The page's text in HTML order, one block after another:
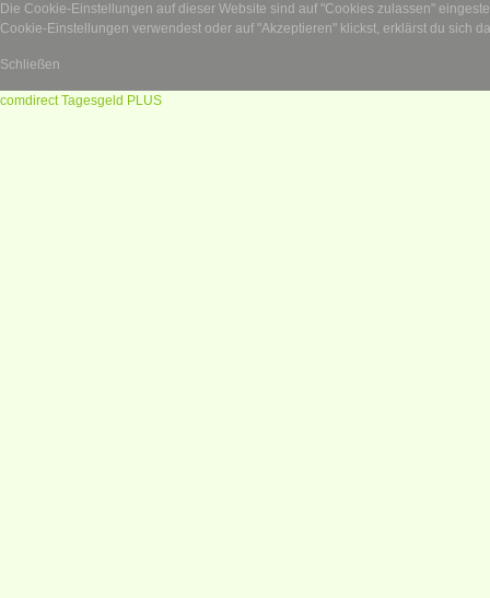
Die Cookie-Einstellungen auf dieser Website sind auf "Cookies zulassen"
Cookie-Einstellungen verwendest oder auf "Akzeptieren" klickst, erklärst du sich
Schließen
comdirect Tagesgeld PLUS